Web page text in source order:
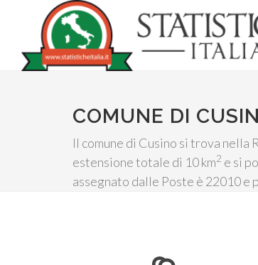
COMUNE DI
Il comune di Cusino si trova
estensione totale di 10 km2 e si
assegnato dalle Poste è 22010 e